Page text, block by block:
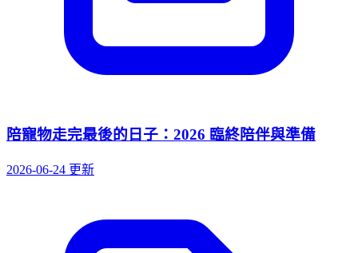
陪寵物走完最後的日子：2026 臨終陪伴與準備
2026-06-24 更新